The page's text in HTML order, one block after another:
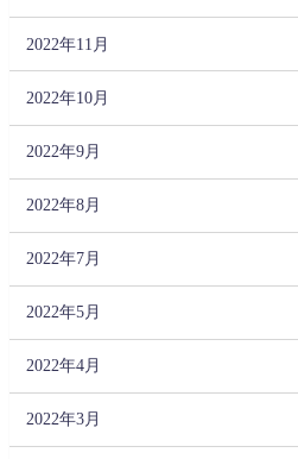
2022年11月
2022年10月
2022年9月
2022年8月
2022年7月
2022年5月
2022年4月
2022年3月